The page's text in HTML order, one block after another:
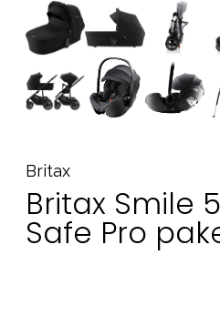
Britax
Britax Smile
Safe Pro
Sol och bad
Kontakta oss